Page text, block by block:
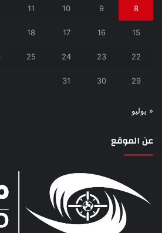
8
9
10
11
15
16
17
18
22
23
24
25
29
30
31
« يوليو
عن الموقع